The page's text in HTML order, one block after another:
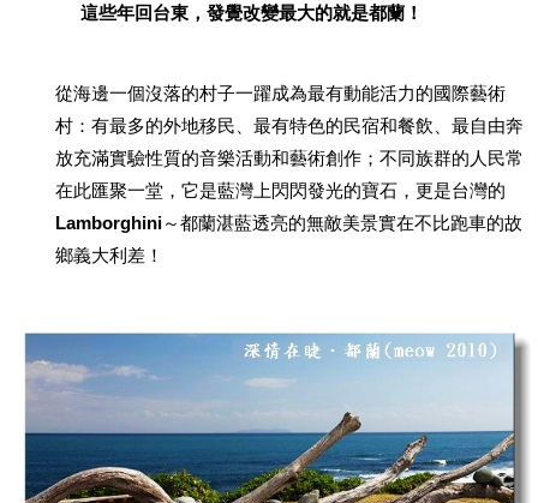
這些年回台東，發覺改變最大的就是都蘭！
從海邊一個沒落的村子一躍成為最有動能活力的國際藝術
村：有最多的外地移民、最有特色的民宿和餐飲、最自由奔
放充滿實驗性質的音樂活動和藝術創作；不同族群的人民常
在此匯聚一堂，它是藍灣上閃閃發光的寶石，更是台灣的
Lamborghini～都蘭湛藍透亮的無敵美景實在不比跑車的故
鄉義大利差！